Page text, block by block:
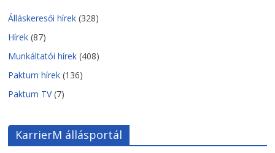
Álláskeresői hírek (328)
Hírek (87)
Munkáltatói hírek (408)
Paktum hírek (136)
Paktum TV(7)
KarrierM állásportál